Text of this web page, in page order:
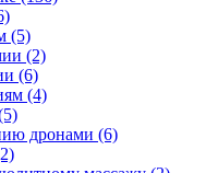
(5)
(2)
(6)
(4)
дронами (6)